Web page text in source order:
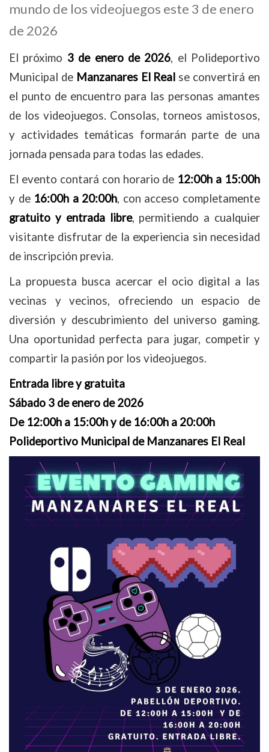
mundo de los videojuegos este 3 de enero
de 2026
El próximo 3 de enero de 2026, el Polideportivo
Municipal de Manzanares El Real se convertirá en
el punto de encuentro para las personas amantes
de los videojuegos. Consolas, torneos amistosos,
y actividades temáticas formarán parte de una
jornada pensada para todas las edades.
El evento contará con horario de 12:00h a 15:00h
y de 16:00h a 20:00h, con acceso completamente
gratuito y entrada libre, permitiendo a cualquier
visitante disfrutar de la experiencia sin necesidad
de inscripción previa.
La propuesta busca acercar el ocio digital a las
vecinas y vecinos, ofreciendo un espacio de
diversión y descubrimiento del universo gaming.
Una oportunidad perfecta para jugar, competir y
compartir la pasión por los videojuegos.
Entrada libre y gratuita
Sábado 3 de enero de 2026
De 12:00h a 15:00h y de 16:00h a 20:00h
Polideportivo Municipal de Manzanares El Real